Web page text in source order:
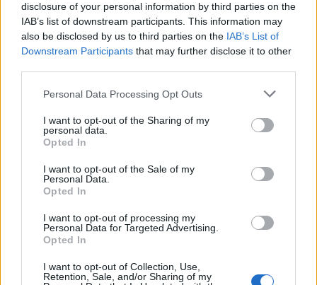
disclosure of your personal information by third parties on the
IAB’s list of downstream participants. This information may
also be disclosed by us to third parties on the IAB’s List of
Downstream Participants that may further disclose it to other
Please note that this website/app uses one or more Google
not limited to your visit or usage behaviour. You may click to
grant or deny consent to Google and its third-party tags to
use your data for below specified purposes in below Google
consent section.
Personal Data Processing Opt Outs
I want to opt-out of the Sharing of my
personal data.
Opted In
I want to opt-out of the Sale of my
Personal Data.
Opted In
I want to opt-out of processing my
Personal Data for Targeted Advertising.
Opted In
I want to opt-out of Collection, Use,
Retention, Sale, and/or Sharing of my
aggrediti, pochi attimi in cui Varriale è stato
sopraffatto e buttato a terra» ha aggiunto Gargaro.
Che poi ha sottolineato che in zona «c’erano 4
pochi minuti dopo l’allarme ».
Quando sono arrivati
» per essere interrogati, i due
vincolo, in ottime condizioni, senza segni di nessuno
genere». Lo ha detto la pm romana
d’ufficio, nominato l’interprete e consentito aGabriel
Nataledi aver un colloquio preliminare con il suo
avvocato da soli ».